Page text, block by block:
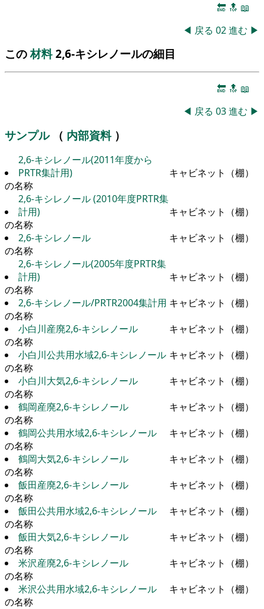
🔚 🔝 📖
◀ 戻る 02進む ▶
この材料2,6-キシレノールの細目
🔚 🔝 📖
◀ 戻る 03進む ▶
サンプル （ 内部資料 ）
2,6-キシレノール(2011年度から
PRTR集計用)
キャビネット（棚）
の名称
2,6-キシレノール (2010年度PRTR集
計用)
キャビネット（棚）
の名称
2,6-キシレノール
キャビネット（棚）
の名称
2,6-キシレノール(2005年度PRTR集
計用)
キャビネット（棚）
の名称
2,6-キシレノール/PRTR2004集計用 キャビネット（棚）
の名称
小白川産廃2,6-キシレノール
キャビネット（棚）
の名称
小白川公共用水域2,6-キシレノール キャビネット（棚）
の名称
小白川大気2,6-キシレノール
キャビネット（棚）
の名称
鶴岡産廃2,6-キシレノール
キャビネット（棚）
の名称
鶴岡公共用水域2,6-キシレノール
キャビネット（棚）
の名称
鶴岡大気2,6-キシレノール
キャビネット（棚）
の名称
飯田産廃2,6-キシレノール
キャビネット（棚）
の名称
飯田公共用水域2,6-キシレノール
キャビネット（棚）
の名称
飯田大気2,6-キシレノール
キャビネット（棚）
の名称
米沢産廃2,6-キシレノール
キャビネット（棚）
の名称
米沢公共用水域2,6-キシレノール
キャビネット（棚）
の名称